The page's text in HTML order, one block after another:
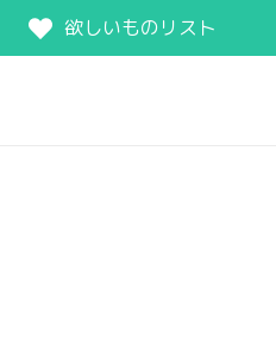
欲しいものリスト